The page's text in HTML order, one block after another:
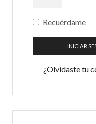
Recuérdame
INICIAR
¿Olvidaste tu